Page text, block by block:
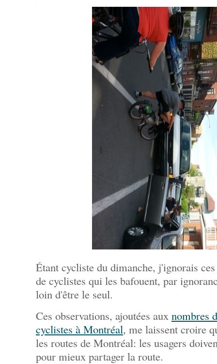
Étant cycliste du dimanche, j'ignorais
de cyclistes qui les bafouent, par
loin d'être le seul.
Ces observations, ajoutées aux nombres
cyclistes à Montréal, me laissent croire
les routes de Montréal: les usagers
pour mieux partager la route.